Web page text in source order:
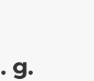
g.